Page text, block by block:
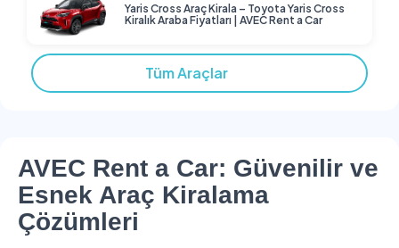
Yaris Cross Araç Kirala – Toyota Yaris Cross
Kiralık Araba Fiyatları | AVEC Rent a Car
Tüm Araçlar
AVEC Rent a Car: Güvenilir ve
Esnek Araç Kiralama
Çözümleri